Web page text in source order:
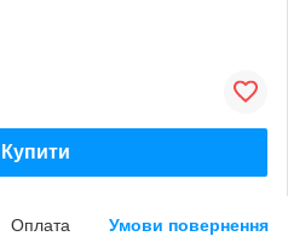
Купити
Оплата Умови повернення